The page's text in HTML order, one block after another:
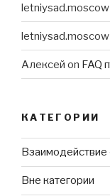
letniysad.moscow
letniysad.moscow
Алексей on FAQ
КАТЕГОРИИ
Взаимодействие
Вне категории